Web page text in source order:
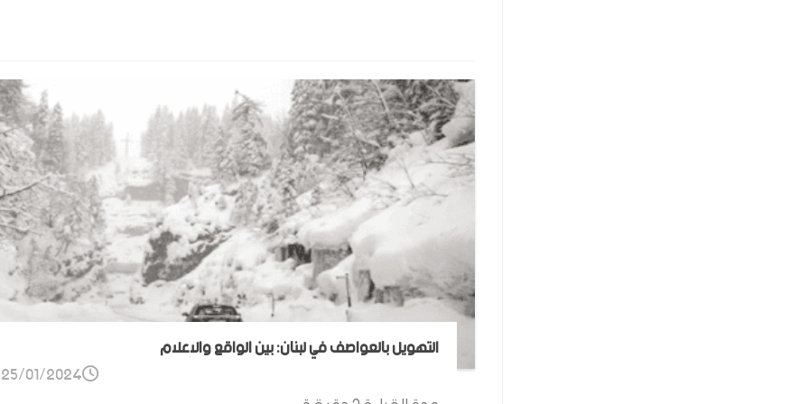
التهويل بالعواصف في لبنان: بين الواقع والاعلام
25/01/2024